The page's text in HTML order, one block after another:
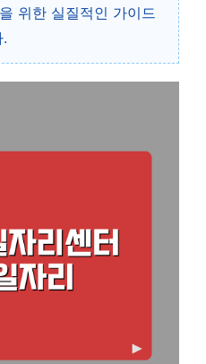
위한 실질적인 가이드